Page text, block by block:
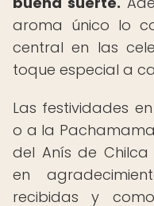
aroma único lo
central en las
toque especial a
Las festividades
o a la
del Anís de
en
recibidas y